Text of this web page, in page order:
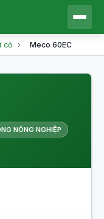
cỏ › Meco 60EC
NÔNG NGHIỆP